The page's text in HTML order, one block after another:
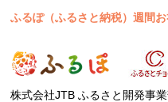
ふるぽ（ふるさと納税）週間
株式会社JTB ふるさと開発事